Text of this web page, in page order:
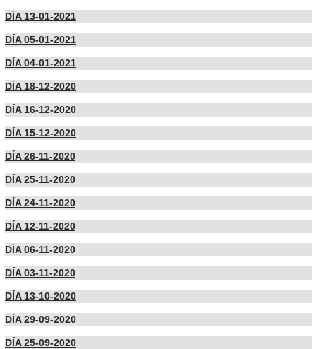
DÍA 13-01-2021
DÍA 05-01-2021
DÍA 04-01-2021
DÍA 18-12-2020
DÍA 16-12-2020
DÍA 15-12-2020
DÍA 26-11-2020
DÍA 25-11-2020
DÍA 24-11-2020
DÍA 12-11-2020
DÍA 06-11-2020
DÍA 03-11-2020
DÍA 13-10-2020
DÍA 29-09-2020
DÍA 25-09-2020